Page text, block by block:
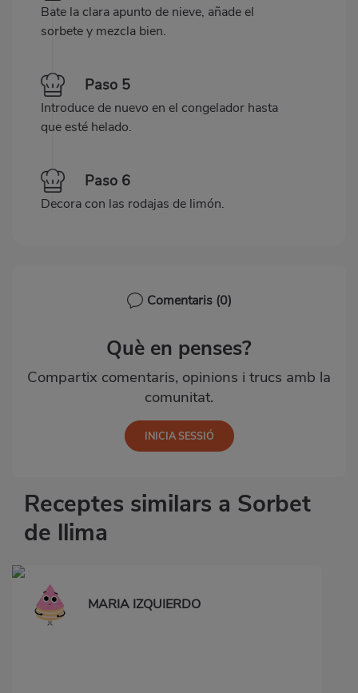
Bate la clara apunto de nieve, añade el
sorbete y mezcla bien.
Paso 5
Introduce de nuevo en el congelador hasta
que esté helado.
Paso 6
Decora con las rodajas de limón.
Comentaris (0)
Què en penses?
Compartix comentaris, opinions i trucs amb la
comunitat.
Receptes similars a Sorbet
de llima
MARIA IZQUIERDO